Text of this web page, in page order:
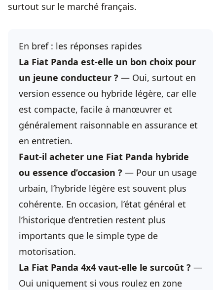
surtout sur le marché français.
En bref : les réponses rapides
La Fiat Panda est-elle un bon choix pour
un jeune conducteur ? — Oui, surtout en
version essence ou hybride légère, car elle
est compacte, facile à manœuvrer et
généralement raisonnable en assurance et
en entretien.
Faut-il acheter une Fiat Panda hybride
ou essence d’occasion ? — Pour un usage
urbain, l’hybride légère est souvent plus
cohérente. En occasion, l’état général et
l’historique d’entretien restent plus
importants que le simple type de
motorisation.
La Fiat Panda 4x4 vaut-elle le surcoût ? —
Oui uniquement si vous roulez en zone